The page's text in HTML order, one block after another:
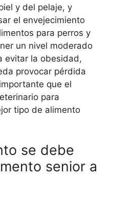
y del pelaje, y
el envejecimiento
para perros y
un nivel moderado
evitar la obesidad,
provocar pérdida
que el
para
tipo de alimento
se debe
senior a